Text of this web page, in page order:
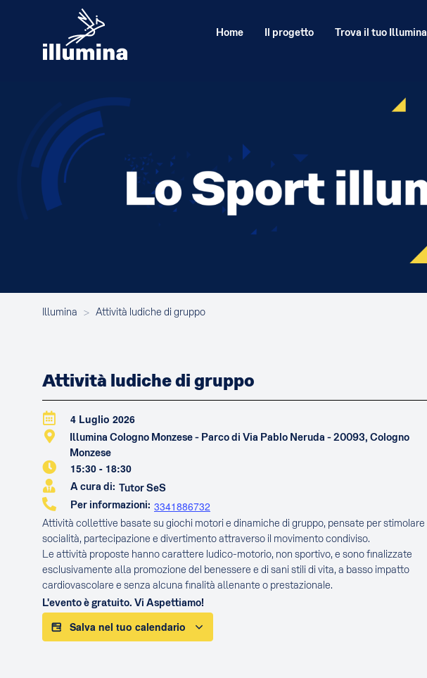
Home Il progetto Trova il tuo Illumina
Illumina > Attività ludiche di gruppo
Attività ludiche di gruppo
4 Luglio 2026
Illumina Cologno Monzese - Parco di Via Pablo Neruda - 20093, Cologno
Monzese
15:30 - 18:30
A cura di: Tutor SeS
Per informazioni: 3341886732
Attività collettive basate su giochi motori e dinamiche di gruppo, pensate per stimolare
socialità, partecipazione e divertimento attraverso il movimento condiviso.
Le attività proposte hanno carattere ludico-motorio, non sportivo, e sono finalizzate
esclusivamente alla promozione del benessere e di sani stili di vita, a basso impatto
cardiovascolare e senza alcuna finalità allenante o prestazionale.
L'evento è gratuito. Vi Aspettiamo!
Salva nel tuo calendario